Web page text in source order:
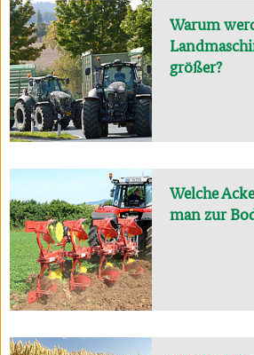
Warum
größer?
Welche
man zur